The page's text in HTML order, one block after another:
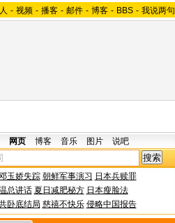
- 视频 - 播客 - 邮件 - 博客 - BBS - 我说两句
网页 博客 音乐 图片 说吧
玉娇失踪 朝鲜军事演习 日本兵赎罪
总讲话 夏日减肥秘方 日本瘦脸法
卧底结局 慈禧不快乐 侵略中国报告